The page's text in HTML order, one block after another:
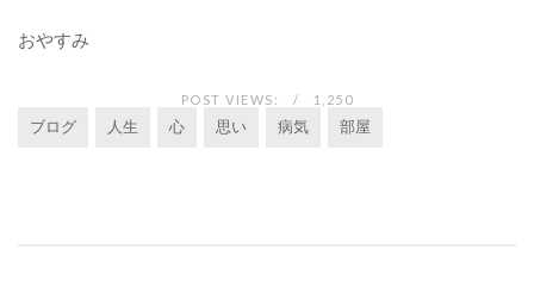
おやすみ
POST VIEWS: 1,250
ブログ 人生 心 思い 病気 部屋